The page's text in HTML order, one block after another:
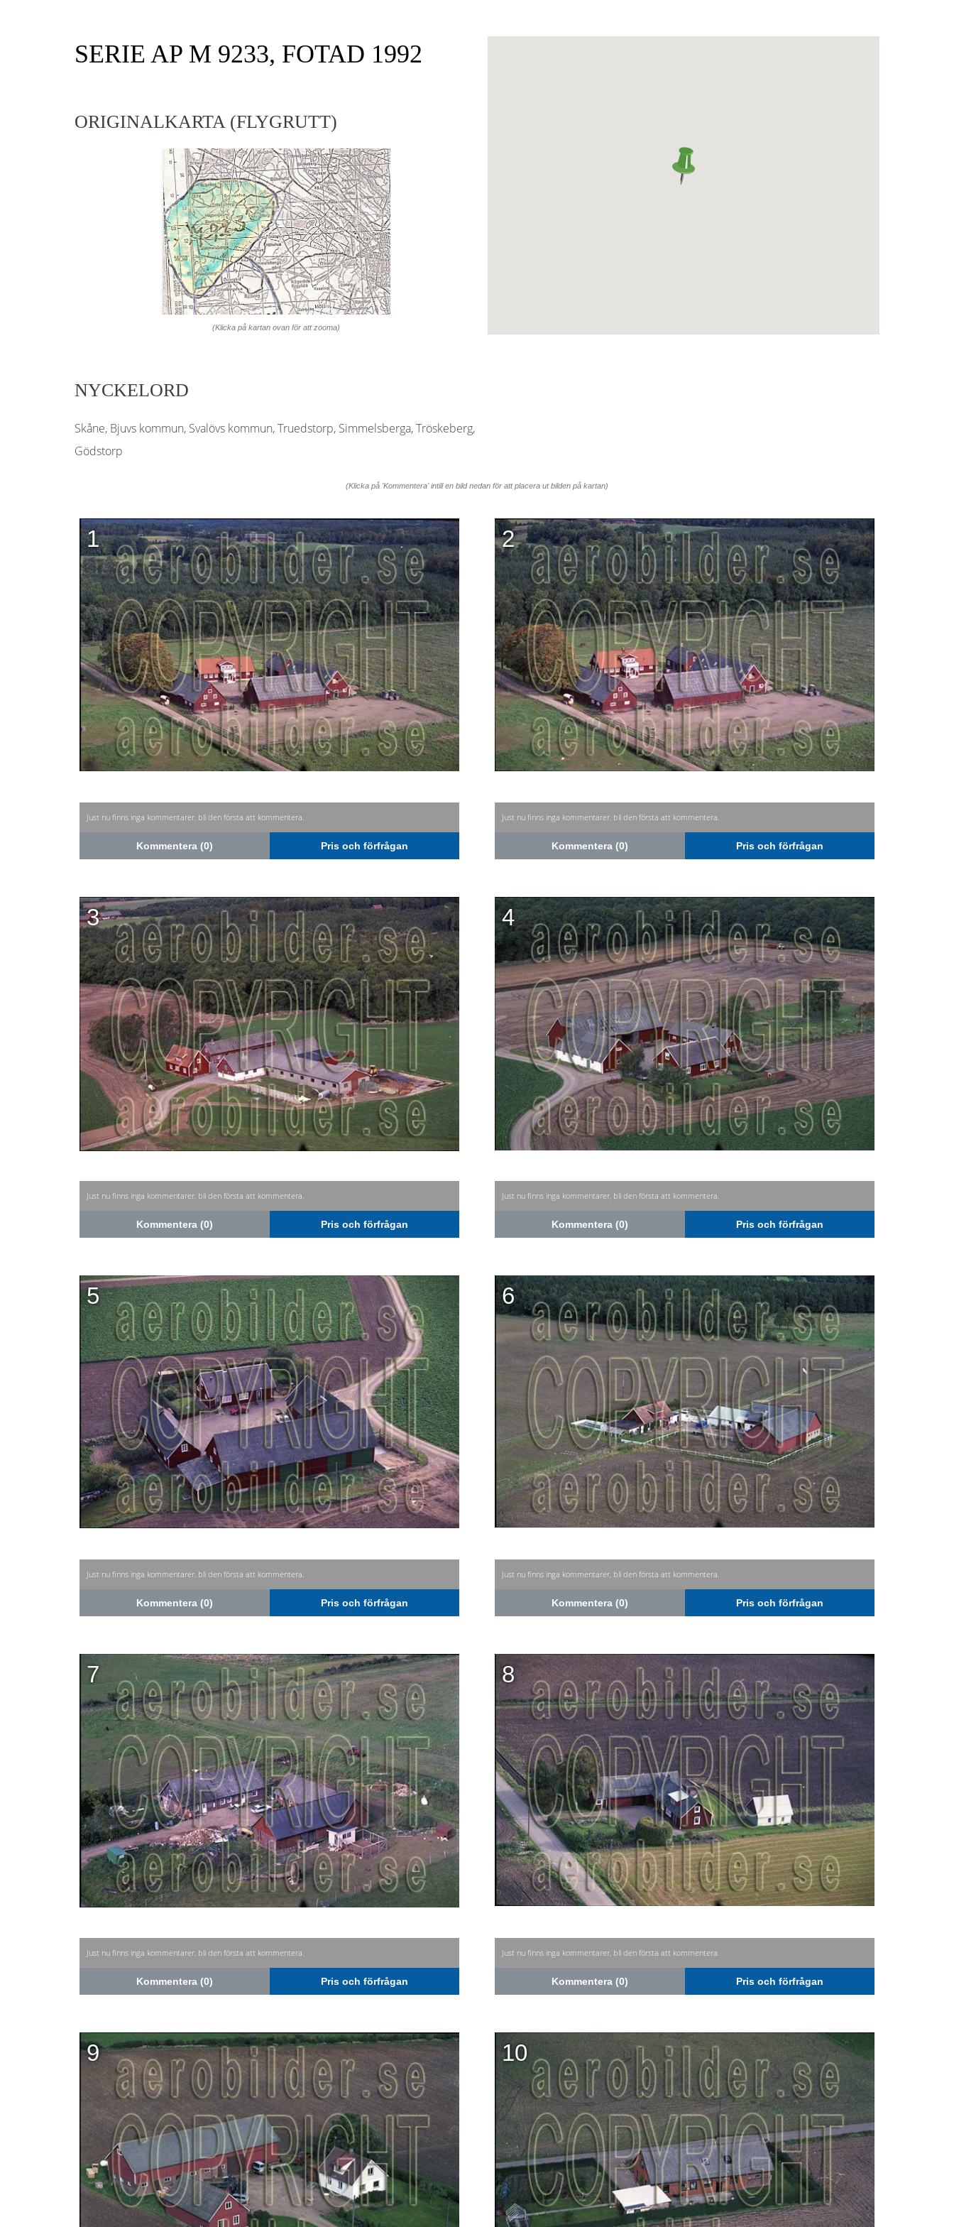
SERIE AP M 9233, FOTAD 1992
ORIGINALKARTA (FLYGRUTT)
(Klicka på kartan ovan för att zooma)
NYCKELORD
Skåne, Bjuvs kommun, Svalövs kommun, Truedstorp, Simmelsberga, Tröskeberg,
Gödstorp
(Klicka på 'Kommentera' intill en bild nedan för att placera ut bilden på kartan)
1
Just nu finns inga kommentarer, bli den första att kommentera.
Kommentera (0) Pris och förfrågan
2
Just nu finns inga kommentarer, bli den första att kommentera.
Kommentera (0) Pris och förfrågan
3
Just nu finns inga kommentarer, bli den första att kommentera.
Kommentera (0) Pris och förfrågan
4
Just nu finns inga kommentarer, bli den första att kommentera.
Kommentera (0) Pris och förfrågan
5
Just nu finns inga kommentarer, bli den första att kommentera.
Kommentera (0) Pris och förfrågan
6
Just nu finns inga kommentarer, bli den första att kommentera.
Kommentera (0) Pris och förfrågan
7
Just nu finns inga kommentarer, bli den första att kommentera.
Kommentera (0) Pris och förfrågan
8
Just nu finns inga kommentarer, bli den första att kommentera.
Kommentera (0) Pris och förfrågan
9 10